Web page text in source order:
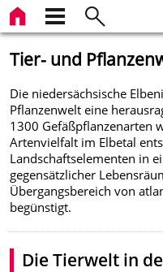
Tier- und
Die niedersächsische
Pflanzenwelt eine
1300 Gefäßpflanzenarten
Artenvielfalt im Elbetal
Landschaftselementen in
gegensätzlicher
Übergangsbereich von
begünstigt.
Die Tierwelt in